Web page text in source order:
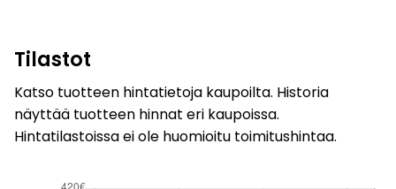
Tilastot
Katso tuotteen hintatietoja kaupoilta. Historia
näyttää tuotteen hinnat eri kaupoissa.
Hintatilastoissa ei ole huomioitu toimitushintaa.